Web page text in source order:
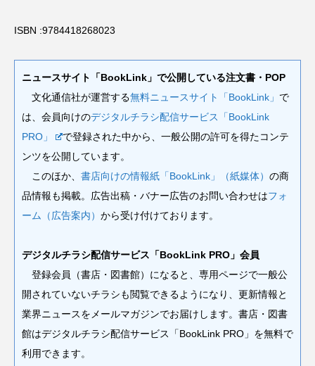
ISBN :9784418268023
ニュースサイト「BookLink」で公開している注文書・POP
文化通信社が運営する無料ニュースサイト「BookLink」 で
は、会員向けのデジタルチラシ配信サービス「BookLink
PRO」
で登録された中から、一般公開の許可を得たコンテ
ンツを公開しています。
このほか、 書店向けの情報紙「BookLink」（紙媒体） の商
品情報も掲載。広告出稿・バナー広告のお問い合わせはフォ
ーム（広告案内） から受け付けております。
デジタルチラシ配信サービス「BookLink PRO」会員
登録会員（書店・図書館）になると、専用ページで一般公
開されていないチラシも閲覧できるようになり、更新情報と
業界ニュースをメールマガジンでお届けします。書店・図書
館はデジタルチラシ配信サービス「BookLink PRO」を無料で
利用できます。